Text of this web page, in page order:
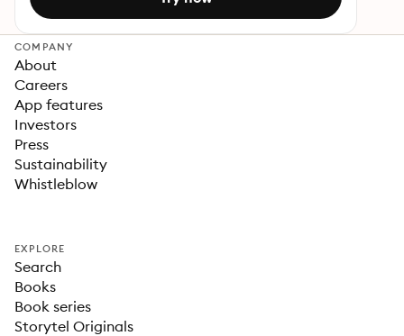
COMPANY
About
Careers
App features
Investors
Press
Sustainability
Whistleblow
EXPLORE
Search
Books
Book series
Storytel Originals